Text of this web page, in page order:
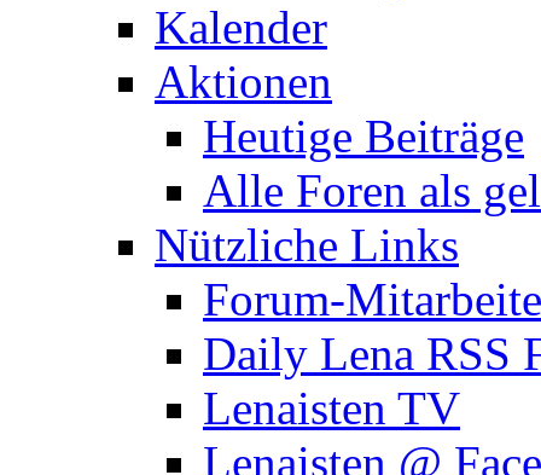
Kalender
Aktionen
Heutige Beiträge
Alle Foren als
Nützliche Links
Forum-
Daily Lena RSS
Lenaisten TV
Lenaisten @